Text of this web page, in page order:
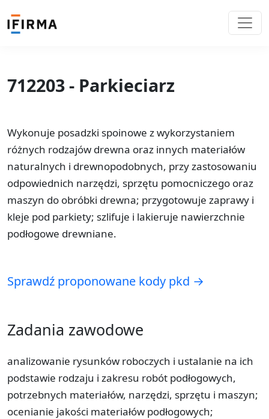
712203 - Parkieciarz
Wykonuje posadzki spoinowe z wykorzystaniem
różnych rodzajów drewna oraz innych materiałów
naturalnych i drewnopodobnych, przy zastosowaniu
odpowiednich narzędzi, sprzętu pomocniczego oraz
maszyn do obróbki drewna; przygotowuje zaprawy i
kleje pod parkiety; szlifuje i lakieruje nawierzchnie
podłogowe drewniane.
Sprawdź proponowane kody pkd →
Zadania zawodowe
analizowanie rysunków roboczych i ustalanie na ich
podstawie rodzaju i zakresu robót podłogowych,
potrzebnych materiałów, narzędzi, sprzętu i maszyn;
ocenianie jakości materiałów podłogowych;